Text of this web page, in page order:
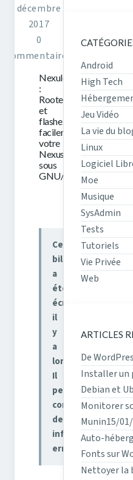
décembre
2017
0
commentaires
Nexulocker
:
Rootez
et
flashez
facilement
votre
Nexus
sous
GNU/Linux
Ce
billet
a
été
écrit
il
y
a
longtemps.
Il
peut
contenir
des
informations
erronées.
Android
High Tech
Jeu Vidéo
La vie du
Linux
Logiciel
Moe
Musique
SysAdmin
Tests
Tutoriels
Vie Privée
Web
ARTICLES
De
Installer un
Debian et
Monitorer
Munin15/
Auto-
Fonts sur
Nettoyer la